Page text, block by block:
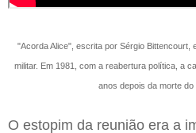
"Acorda Alice", escrita por Sérgio Bittencourt,
militar. Em 1981, com a reabertura política, a
anos depois da morte do
O estopim da reunião era a